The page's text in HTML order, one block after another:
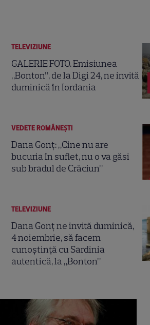
TELEVIZIUNE
GALERIE FOTO. Emisiunea
„Bonton”, de la Digi 24, ne invită
duminică în Iordania
VEDETE ROMÂNEŞTI
Dana Gonț: „Cine nu are
bucuria în suflet, nu o va găsi
sub bradul de Crăciun”
TELEVIZIUNE
Dana Gonț ne invită duminică,
4 noiembrie, să facem
cunoștință cu Sardinia
autentică, la „Bonton”